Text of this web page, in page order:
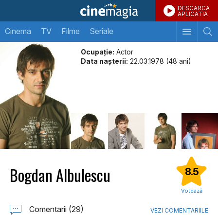
DESCARCA
APLICATIA
Cinema TV Filme Seriale
Ocupație: Actor
Data naşterii: 22.03.1978 (48 ani)
Bogdan Albulescu 8.5
Votează
Comentarii (29) VEZI COMENTARIILE